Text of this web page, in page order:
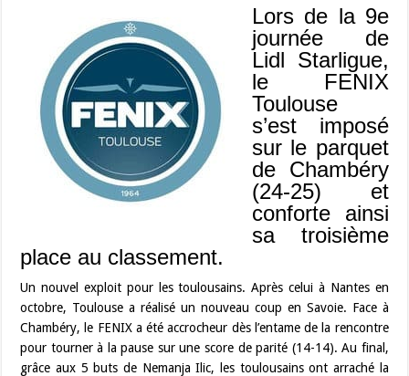
Lors de la 9e
journée de
Lidl Starligue,
le FENIX
Toulouse
s’est imposé
sur le parquet
de Chambéry
(24-25) et
conforte ainsi
sa troisième
place au classement.
Un nouvel exploit pour les toulousains. Après celui à Nantes en
octobre, Toulouse a réalisé un nouveau coup en Savoie. Face à
Chambéry, le FENIX a été accrocheur dès l’entame de la rencontre
pour tourner à la pause sur une score de parité (14-14). Au final,
grâce aux 5 buts de Nemanja Ilic, les toulousains ont arraché la